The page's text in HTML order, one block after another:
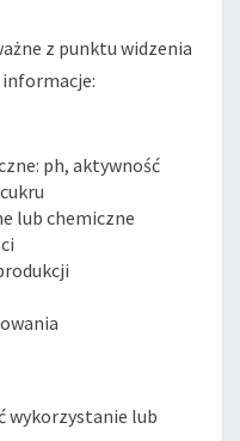
z punktu widzenia
ph, aktywność
lub chemiczne
wykorzystanie lub